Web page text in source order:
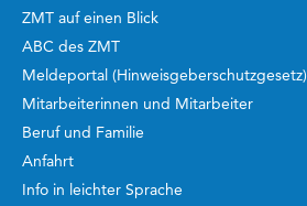
ZMT auf einen Blick
ABC des ZMT
Meldeportal (Hinweisgeberschutzgesetz)
Mitarbeiterinnen und Mitarbeiter
Beruf und Familie
Anfahrt
Info in leichter Sprache